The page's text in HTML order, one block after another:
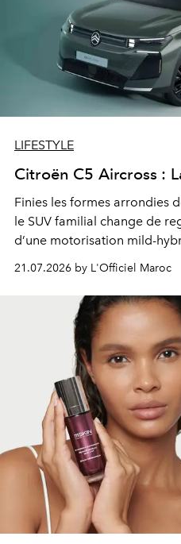
LIFESTYLE
Citroën C5 Aircross :
Finies les formes arrondies
le SUV familial change de
d’une motorisation mild-
économe. à n’en pas
gagné en maturité.
21.07.2026 by L'Officiel Maroc